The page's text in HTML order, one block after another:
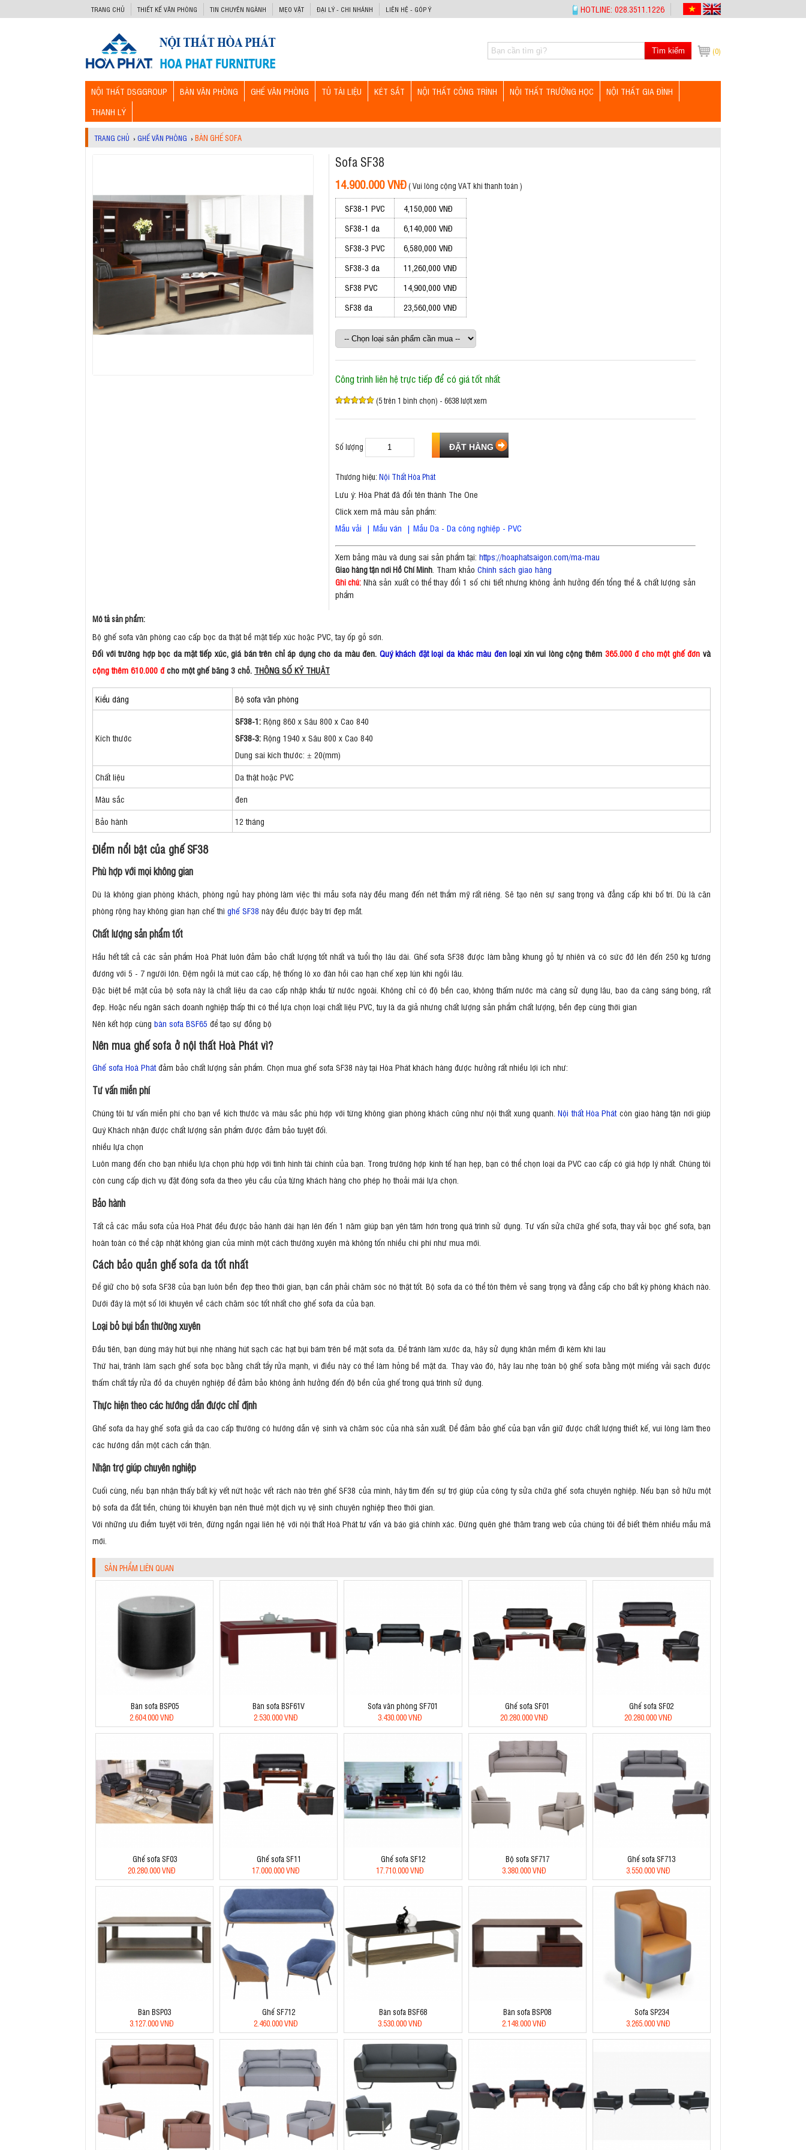
TRANG CHỦ THIẾT KẾ VĂN PHÒNG TIN CHUYÊN NGÀNH MẸO VẶT ĐẠI LÝ - CHI NHÁNH LIÊN HỆ - GÓP Ý HOTLINE: 028.3511.1226
(0)
Tìm kiếm
NỘI THẤT DSGGROUP BÀN VĂN PHÒNG GHẾ VĂN PHÒNG TỦ TÀI LIỆU KÉT SẮT NỘI THẤT CÔNG TRÌNH NỘI THẤT TRƯỜNG HỌC
NỘI THẤT GIA ĐÌNH
THANH LÝ
TRANG CHỦ › GHẾ VĂN PHÒNG ›BÀN GHẾ SOFA
Sofa SF38
14.900.000 VNĐ( Vui lòng cộng VAT khi thanh toán )
SF38-1 PVC
4,150,000 VNĐ
SF38-1 da
6,140,000 VNĐ
SF38-3 PVC
6,580,000 VNĐ
SF38-3 da
11,260,000 VNĐ
SF38 PVC
14,900,000 VNĐ
SF38 da
23,560,000 VNĐ
Công trình liên hệ trực tiếp để có giá tốt nhất
(5 trên 1 bình chọn) - 6638 lượt xem
Số lượng
Thương hiệu: Nội Thất Hòa Phát
Lưu ý: Hòa Phát đã đổi tên thành The One
Click xem mã màu sản phẩm:
Mẫu vải | Mẫu ván | Mẫu Da - Da công nghiệp - PVC
Xem bảng màu và dung sai sản phẩm tại: https://hoaphatsaigon.com/ma-mau
Giao hàng tận nơi Hồ Chí Minh. Tham khảo Chính sách giao hàng
Ghi chú:Nhà sản xuất có thể thay đổi 1 số chi tiết nhưng không ảnh hưởng đến tổng thể & chất lượng sản
phẩm
Mô tả sản phẩm:
Bộ ghế sofa văn phòng cao cấp bọc da thật bề mặt tiếp xúc hoặc PVC, tay ốp gỗ sơn.
Đối với trường hợp bọc da mặt tiếp xúc, giá bán trên chỉ áp dụng cho da màu đen. Quý khách đặt loại da khác màu đenloại xin vui lòng cộng thêm 365.000 đ cho một ghế đơnvà
cộng thêm 610.000 đcho một ghế băng 3 chỗ. THÔNG SỐ KỸ THUẬT
Kiểu dáng Bộ sofa văn phòng
Kích thước
SF38-1: Rộng 860 x Sâu 800 x Cao 840
SF38-3: Rộng 1940 x Sâu 800 x Cao 840
Dung sai kích thước: ± 20(mm)
Chất liệu
Da thật hoặc PVC
Màu sắc
đen
Bảo hành
12 tháng
Điểm nổi bật của ghế SF38
Phù hợp với mọi không gian
Dù là không gian phòng khách, phòng ngủ hay phòng làm việc thì mẫu sofa này đều mang đến nét thẩm mỹ rất riêng. Sẽ tạo nên sự sang trọng và đẳng cấp khi bố trí. Dù là căn
phòng rộng hay không gian hạn chế thì ghế SF38 này đều được bày trí đẹp mắt.
Chất lượng sản phẩm tốt
Hầu hết tất cả các sản phẩm Hoà Phát luôn đảm bảo chất lượng tốt nhất và tuổi thọ lâu dài. Ghế sofa SF38 được làm bằng khung gỗ tự nhiên và có sức đỡ lên đến 250 kg tương
đương với 5 - 7 người lớn. Đệm ngồi là mút cao cấp, hệ thống lò xo đàn hồi cao hạn chế xẹp lún khi ngồi lâu.
Đặc biệt bề mặt của bộ sofa này là chất liệu da cao cấp nhập khẩu từ nước ngoài. Không chỉ có độ bền cao, không thấm nước mà càng sử dụng lâu, bao da càng sáng bóng, rất
đẹp. Hoặc nếu ngân sách doanh nghiệp thấp thì có thể lựa chọn loại chất liệu PVC, tuy là da giả nhưng chất lượng sản phẩm chất lượng, bền đẹp cùng thời gian
Nên kết hợp cùng bàn sofa BSF65 để tạo sự đồng bộ
Nên mua ghế sofa ở nội thất Hoà Phát vì?
Ghế sofa Hoà Phátđảm bảo chất lượng sản phẩm. Chọn mua ghế sofa SF38 này tại Hòa Phát khách hàng được hưởng rất nhiều lợi ích như:
Tư vấn miễn phí
Chúng tôi tư vấn miễn phí cho bạn về kích thước và màu sắc phù hợp với từng không gian phòng khách cũng như nội thất xung quanh.Nội thất Hòa Phát còn giao hàng tận nơi giúp
Quý Khách nhận được chất lượng sản phẩm được đảm bảo tuyệt đối.
nhiều lựa chọn
Luôn mang đến cho bạn nhiều lựa chọn phù hợp với tình hình tài chính của bạn. Trong trường hợp kinh tế hạn hẹp, bạn có thể chọn loại da PVC cao cấp có giá hợp lý nhất. Chúng tôi
còn cung cấp dịch vụ đặt đóng sofa da theo yêu cầu của từng khách hàng cho phép họ thoải mái lựa chọn.
Bảo hành
Tất cả các mẫu sofa của Hoà Phát đều được bảo hành dài hạn lên đến 1 năm giúp bạn yên tâm hơn trong quá trình sử dụng. Tư vấn sửa chữa ghế sofa, thay vải bọc ghế sofa, bạn
hoàn toàn có thể cập nhật không gian của mình một cách thường xuyên mà không tốn nhiều chi phí như mua mới.
Cách bảo quản ghế sofa da tốt nhất
Để giữ cho bộ sofa SF38 của bạn luôn bền đẹp theo thời gian, bạn cần phải chăm sóc nó thật tốt. Bộ sofa da có thể tôn thêm vẻ sang trọng và đẳng cấp cho bất kỳ phòng khách nào.
Dưới đây là một số lời khuyên về cách chăm sóc tốt nhất cho ghế sofa da của bạn.
Loại bỏ bụi bẩn thường xuyên
Đầu tiên, bạn dùng máy hút bụi nhẹ nhàng hút sạch các hạt bụi bám trên bề mặt sofa da. Để tránh làm xước da, hãy sử dụng khăn mềm đi kèm khi lau
Thứ hai, tránh làm sạch ghế sofa bọc bằng chất tẩy rửa mạnh, vì điều này có thể làm hỏng bề mặt da. Thay vào đó, hãy lau nhẹ toàn bộ ghế sofa bằng một miếng vải sạch được
thấm chất tẩy rửa đồ da chuyên nghiệp để đảm bảo không ảnh hưởng đến độ bền của ghế trong quá trình sử dụng.
Thực hiện theo các hướng dẫn được chỉ định
Ghế sofa da hay ghế sofa giả da cao cấp thường có hướng dẫn vệ sinh và chăm sóc của nhà sản xuất. Để đảm bảo ghế của bạn vẫn giữ được chất lượng thiết kế, vui lòng làm theo
các hướng dẫn một cách cẩn thận.
Nhận trợ giúp chuyên nghiệp
Cuối cùng, nếu bạn nhận thấy bất kỳ vết nứt hoặc vết rách nào trên ghế SF38 của mình, hãy tìm đến sự trợ giúp của công ty sửa chữa ghế sofa chuyên nghiệp. Nếu bạn sở hữu một
bộ sofa da đắt tiền, chúng tôi khuyên bạn nên thuê một dịch vụ vệ sinh chuyên nghiệp theo thời gian.
Với những ưu điểm tuyệt vời trên, đừng ngần ngại liên hệ với nội thất Hoà Phát tư vấn và báo giá chính xác. Đừng quên ghé thăm trang web của chúng tôi để biết thêm nhiều mẫu mã
mới.
SẢN PHẨM LIÊN QUAN
Bàn sofa BSP05
2.604.000 VNĐ
Bàn sofa BSF61V
2.530.000 VNĐ
Sofa văn phòng SF701
3.430.000 VNĐ
Ghế sofa SF01
20.280.000 VNĐ
Ghế sofa SF02
20.280.000 VNĐ
Ghế sofa SF03
20.280.000 VNĐ
Ghế sofa SF11
17.000.000 VNĐ
Ghế sofa SF12
17.710.000 VNĐ
Bộ sofa SF717
3.380.000 VNĐ
Ghế sofa SF713
3.550.000 VNĐ
Bàn BSP03
3.127.000 VNĐ
Ghế SF712
2.460.000 VNĐ
Bàn sofa BSF68
3.530.000 VNĐ
Bàn sofa BSP08
2.148.000 VNĐ
Sofa SP234
3.265.000 VNĐ